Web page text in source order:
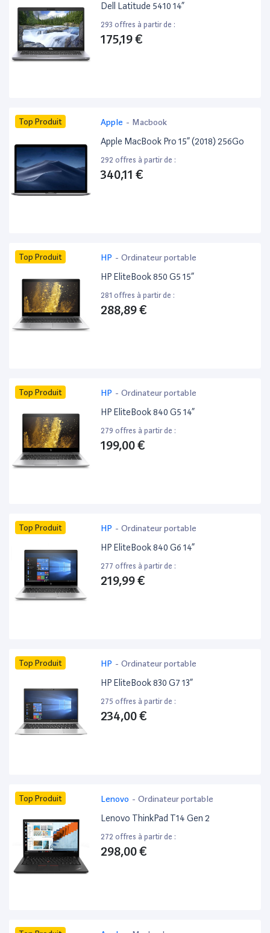
Dell Latitude 5410 14”
293 offres à partir de :
175,19 €
Top Produit Apple - Macbook
Apple MacBook Pro 15” (2018) 256Go
292 offres à partir de :
340,11 €
Top Produit HP - Ordinateur portable
HP EliteBook 850 G5 15”
281 offres à partir de :
288,89 €
Top Produit HP - Ordinateur portable
HP EliteBook 840 G5 14”
279 offres à partir de :
199,00 €
Top Produit HP - Ordinateur portable
HP EliteBook 840 G6 14”
277 offres à partir de :
219,99 €
Top Produit HP - Ordinateur portable
HP EliteBook 830 G7 13”
275 offres à partir de :
234,00 €
Top Produit Lenovo - Ordinateur portable
Lenovo ThinkPad T14 Gen 2
272 offres à partir de :
298,00 €